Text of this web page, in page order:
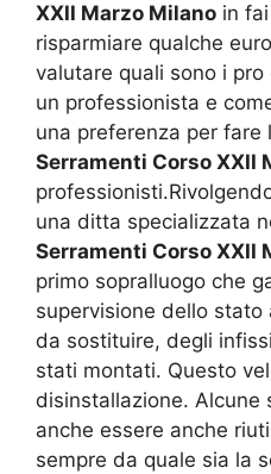
XXII Marzo Milano in
risparmiare qualche
valutare quali sono i
un professionista e
una preferenza per fare
Serramenti Corso XXII
una ditta specializzata
Serramenti Corso XXII
primo sopralluogo che
supervisione dello
da sostituire, degli
stati montati. Questo
disinstallazione. Alcune
anche essere anche
sempre da quale sia la